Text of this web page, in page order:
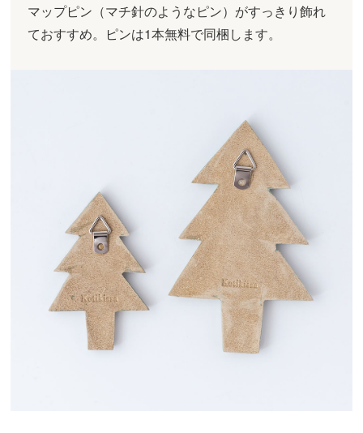
マップピン（マチ針のようなピン）がすっきり飾れ
ておすすめ。ピンは1本無料で同梱します。